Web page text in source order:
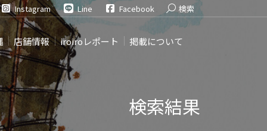
Instagram Line Facebook Search:
検索
店舗情報 iroiroレポート 掲載について
検索結果